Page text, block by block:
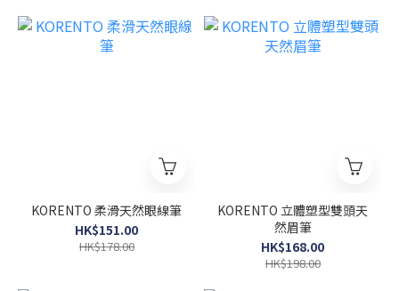
KORENTO 柔滑天然眼線筆
HK$151.00
HK$178.00
KORENTO 立體塑型雙頭天
然眉筆
HK$168.00
HK$198.00